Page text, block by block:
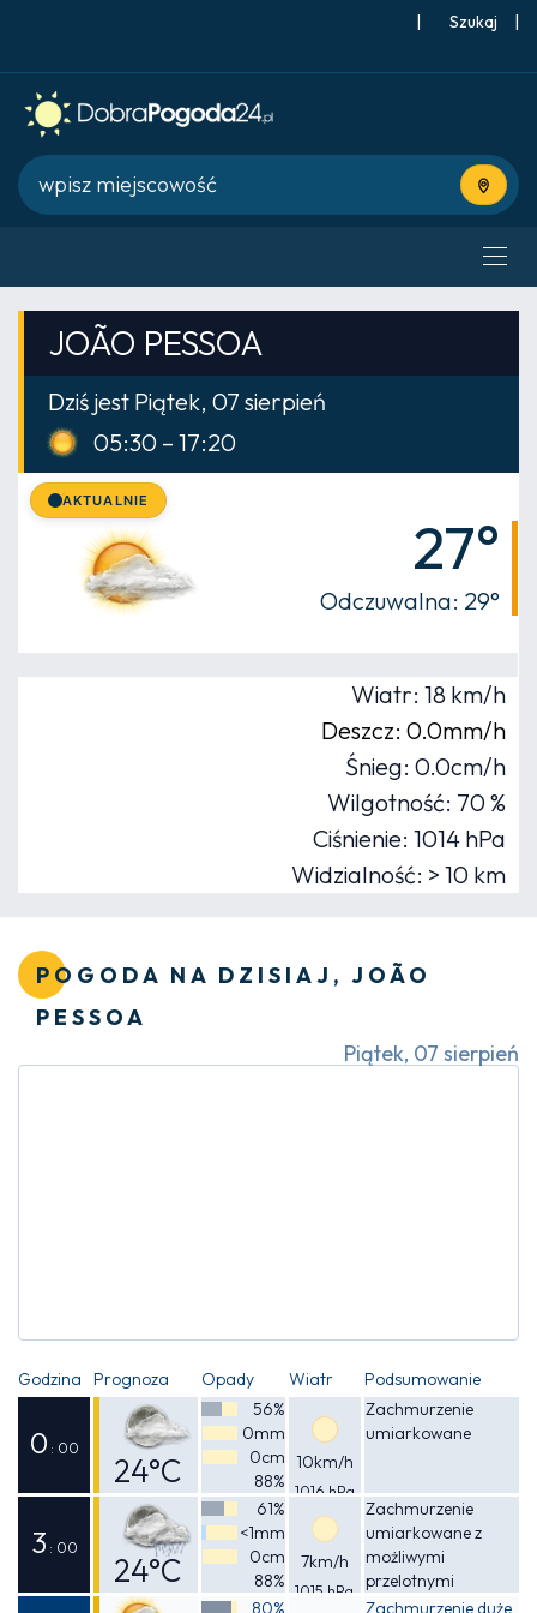
| |
Użyj
JOÃO PESSOA
Dziś jest Piątek, 07 sierpień
05:30 – 17:20
AKTUALNIE
27°
Odczuwalna: 29°
Wiatr: 18 km/h
Deszcz: 0.0mm/h
Śnieg: 0.0cm/h
Wilgotność: 70 %
Ciśnienie: 1014 hPa
Widzialność: > 10 km
POGODA NA DZISIAJ, JOÃO
PESSOA
Piątek, 07 sierpień
Godzina Prognoza Opady Wiatr Podsumowanie
0 : 00
24°C
Odczuwalna
24°C
56%
0mm
0cm
88%
10km/h
1016 hPa
Zachmurzenie
umiarkowane
3 : 00
24°C
Odczuwalna
61%
<1mm
0cm
88%
7km/h
1015 hPa
Zachmurzenie
umiarkowane z
możliwymi
przelotnymi
opadami deszczu
80%
Zachmurzenie duże